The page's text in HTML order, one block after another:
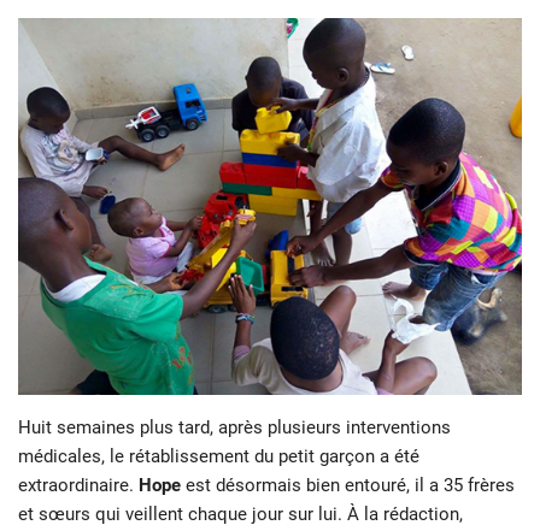
Huit semaines plus tard, après plusieurs interventions
médicales, le rétablissement du petit garçon a été
extraordinaire. Hope est désormais bien entouré, il a 35 frères
et sœurs qui veillent chaque jour sur lui. À la rédaction,